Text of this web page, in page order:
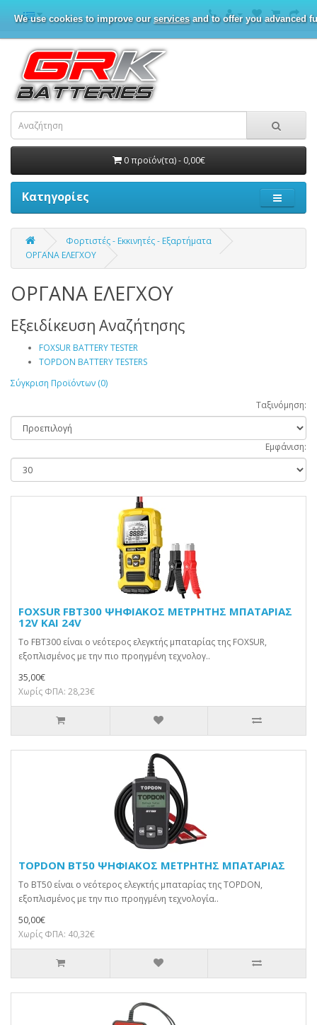
We use cookies to improve our servicesand to offer you advanced
0 προϊόν(τα) - 0,00€
Κατηγορίες
Φορτιστές - Εκκινητές - Εξαρτήματα
ΟΡΓΑΝΑ ΕΛΕΓΧΟΥ
ΟΡΓΑΝΑ ΕΛΕΓΧΟΥ
Εξειδίκευση Αναζήτησης
FOXSUR BATTERY TESTER
TOPDON BATTERY TESTERS
Σύγκριση Προϊόντων (0)
Ταξινόμηση:
Εμφάνιση:
FOXSUR FBT300 ΨΗΦΙΑΚΟΣ ΜΕΤΡΗΤΗΣ ΜΠΑΤΑΡΙΑΣ
12V KAI 24V
Το FBT300 είναι ο νεότερος ελεγκτής μπαταρίας της FOXSUR,
εξοπλισμένος με την πιο προηγμένη τεχνολογ..
35,00€
Χωρίς ΦΠΑ: 28,23€
TOPDON BT50 ΨΗΦΙΑΚΟΣ ΜΕΤΡΗΤΗΣ ΜΠΑΤΑΡΙΑΣ
Το BT50 είναι ο νεότερος ελεγκτής μπαταρίας της TOPDON,
εξοπλισμένος με την πιο προηγμένη τεχνολογία..
50,00€
Χωρίς ΦΠΑ: 40,32€